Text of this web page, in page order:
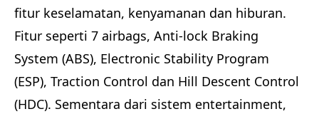
fitur keselamatan, kenyamanan dan hiburan.
Fitur seperti 7 airbags, Anti-lock Braking
System (ABS), Electronic Stability Program
(ESP), Traction Control dan Hill Descent Control
(HDC). Sementara dari sistem entertainment,